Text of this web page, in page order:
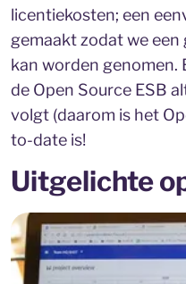
licentiekosten; een
gemaakt zodat we
kan worden genomen.
de Open Source ESB
volgt (daarom is het
to-date is!
Uitgelichte